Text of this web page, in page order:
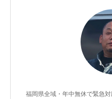
福岡県全域・年中無休で緊急